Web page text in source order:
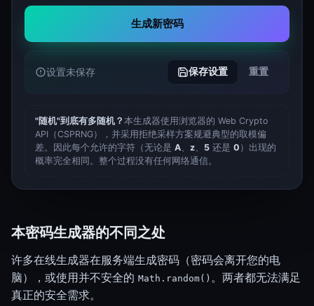
生成新密码
设置未保存 保存设置 重置
"随机"到底有多随机？ 本生成器使用浏览器的 Web Crypto
API（CSPRNG），并采用拒绝采样方案规避典型的取模偏
差。因此每个允许的字符（无论是 A、 z、 5 还是 0 ）出现的
概率完全相同。整个过程没有任何网络通信。
本密码生成器的不同之处
许多在线生成器在服务端生成密码（密码会离开您的电
脑），或使用并不安全的 Math.random() 。两者都无法满足
真正的安全需求。